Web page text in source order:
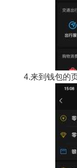
4.来到钱包的